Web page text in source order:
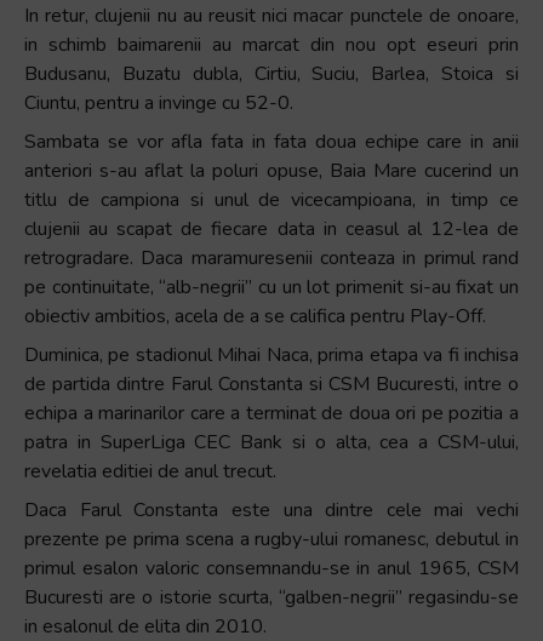
In retur, clujenii nu au reusit nici macar punctele de onoare,
in schimb baimarenii au marcat din nou opt eseuri prin
Budusanu, Buzatu dubla, Cirtiu, Suciu, Barlea, Stoica si
Ciuntu, pentru a invinge cu 52-0.
Sambata se vor afla fata in fata doua echipe care in anii
anteriori s-au aflat la poluri opuse, Baia Mare cucerind un
titlu de campiona si unul de vicecampioana, in timp ce
clujenii au scapat de fiecare data in ceasul al 12-lea de
retrogradare. Daca maramuresenii conteaza in primul rand
pe continuitate, “alb-negrii” cu un lot primenit si-au fixat un
obiectiv ambitios, acela de a se califica pentru Play-Off.
Duminica, pe stadionul Mihai Naca, prima etapa va fi inchisa
de partida dintre Farul Constanta si CSM Bucuresti, intre o
echipa a marinarilor care a terminat de doua ori pe pozitia a
patra in SuperLiga CEC Bank si o alta, cea a CSM-ului,
revelatia editiei de anul trecut.
Daca Farul Constanta este una dintre cele mai vechi
prezente pe prima scena a rugby-ului romanesc, debutul in
primul esalon valoric consemnandu-se in anul 1965, CSM
Bucuresti are o istorie scurta, “galben-negrii” regasindu-se
in esalonul de elita din 2010.